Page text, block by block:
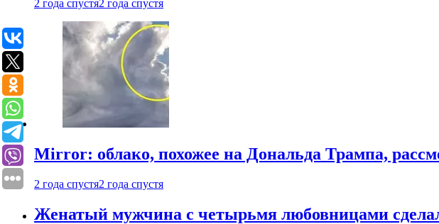
2 года спустя2 года спустя
Mirror: облако, похожее на Дональда Трампа,
2 года спустя2 года спустя
Женатый мужчина с четырьмя любовницами